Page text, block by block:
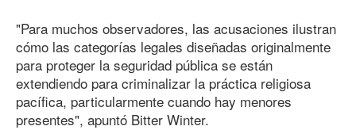
"Para muchos observadores, las acusaciones ilustran
cómo las categorías legales diseñadas originalmente
para proteger la seguridad pública se están
extendiendo para criminalizar la práctica religiosa
pacífica, particularmente cuando hay menores
presentes", apuntó Bitter Winter.